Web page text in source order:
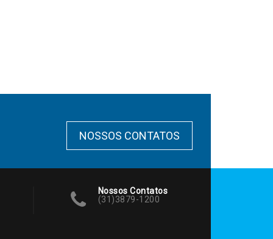
NOSSOS CONTATOS
Nossos Contatos
(31)3879-1200